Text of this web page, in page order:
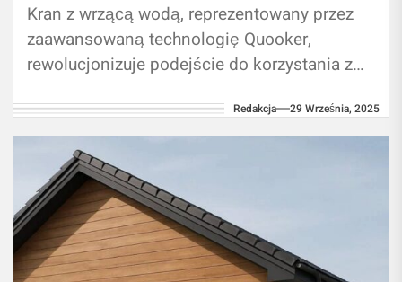
Kran z wrzącą wodą, reprezentowany przez
zaawansowaną technologię Quooker,
rewolucjonizuje podejście do korzystania z
poza zwykłą wygodę, oferując oszczędność...
Redakcja 29 Września, 2025